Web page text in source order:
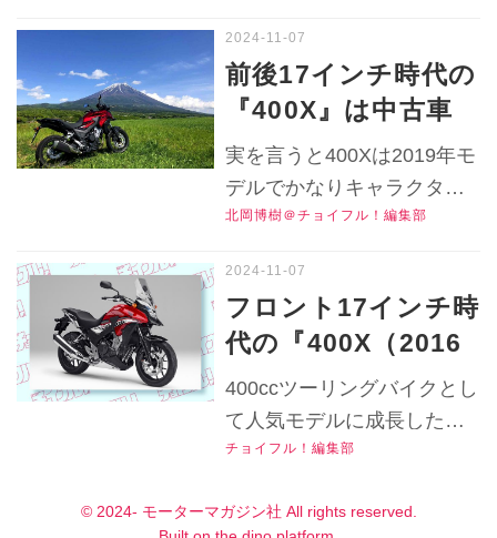
かも？ 【人気バイ
クのインプレ
Revival／
400X（2016～
2018）後編】
のバイクがすごいのは……
▶▶▶『チョイフル！』の
公式Ｘ（旧Twitter）はこち
ら！
前後17インチ時代の
『400X』は中古車
で狙うべきバイク
か？ この頃までは
「オンロードバイク
ど……【人気バイク
のインプレRevival
／400X（2016～
2018）前編】
実を言うと400Xは2019年モ
デルでかなりキャラクター
が変わったバイクです。そ
ドバイク」だったし……だ
けど2018年までの400Xが持
つ、まったくスピードを出
す気にならない「のんび
り」感には逆に驚いた記憶
イフル！』の公式Ｘ（旧
北岡博樹＠チョイフル！編集部
フロント17インチ時
代の『400X（2016
～2018）』の中古車
価格や相場はいく
ら？ 400ccの快適ツ
に走行距離が悩まし
400ccツーリングバイクとし
て人気モデルに成長した
400X。最終モデルはなかな
が、中古の初期型ならお値
チョイフル！編集部
© 2024- モーターマガジン社 All rights reserved.